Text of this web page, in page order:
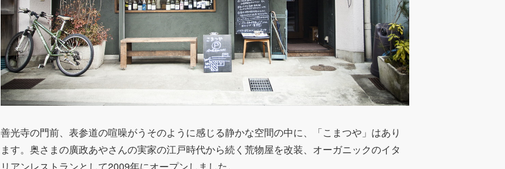
善光寺の門前、表参道の喧噪がうそのように感じる静かな空間の中に、「こまつや」はあり
ます。奥さまの廣政あやさんの実家の江戸時代から続く荒物屋を改装、オーガニックのイタ
リアンレストランとして2009年にオープンしました。